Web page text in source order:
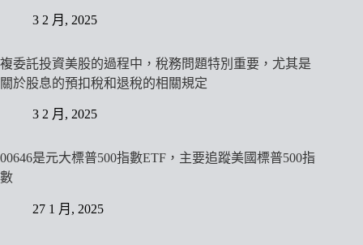
3 2 月, 2025
複委託投資美股的過程中，稅務問題特別重要，尤其是
關於股息的預扣稅和退稅的相關規定
3 2 月, 2025
00646是元大標普500指數ETF，主要追蹤美國標普500指
數
27 1 月, 2025